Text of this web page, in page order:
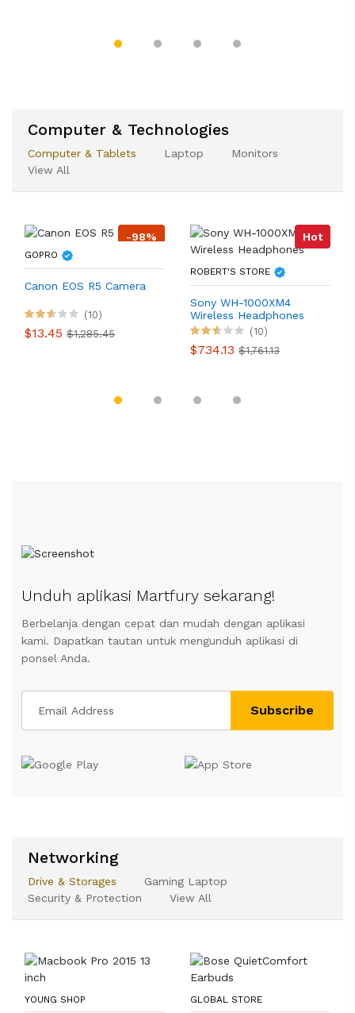
Computer & Technologies
Computer & Tablets Laptop
Monitors
View All
-98%
GOPRO
Canon EOS R5 Camera
(10)
$13.45 $1,285.45
Hot
ROBERT'S STORE
Sony WH-1000XM4
Wireless Headphones
(10)
$734.13 $1,761.13
Unduh aplikasi Martfury sekarang!
Berbelanja dengan cepat dan mudah dengan aplikasi
kami. Dapatkan tautan untuk mengunduh aplikasi di
ponsel Anda.
Subscribe
Networking
Drive & Storages
Gaming Laptop
Security & Protection
View All
YOUNG SHOP GLOBAL STORE